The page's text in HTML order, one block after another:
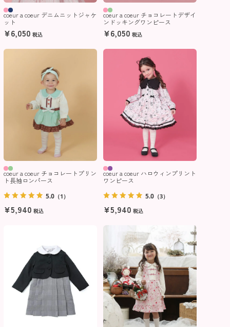
coeur a coeur デニムニットジャケ
ット
¥6,050 税込
coeur a coeur チョコレートデザイ
ンドッキングワンピース
¥6,050 税込
coeur a coeur チョコレートプリン
ト長袖ロンパース
5.0 （1）
¥5,940 税込
coeur a coeur ハロウィンプリント
ワンピース
5.0 （3）
¥5,940 税込